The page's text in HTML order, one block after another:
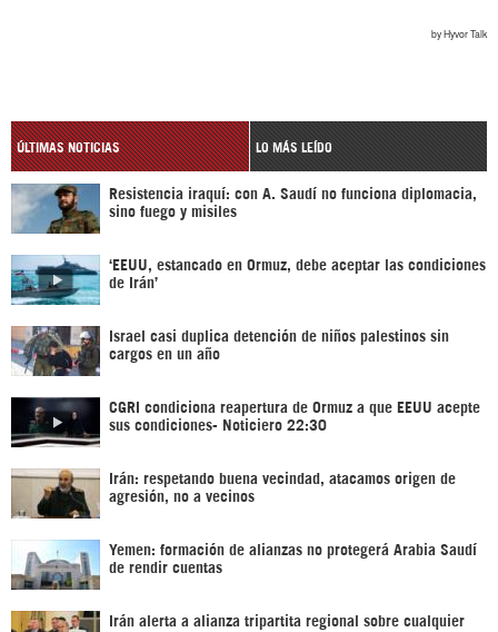
ÚLTIMAS NOTICIAS LO MÁS LEÍDO
Resistencia iraquí: con A. Saudí no funciona diplomacia,
sino fuego y misiles
‘EEUU, estancado en Ormuz, debe aceptar las condiciones
de Irán’
Israel casi duplica detención de niños palestinos sin
cargos en un año
CGRI condiciona reapertura de Ormuz a que EEUU acepte
sus condiciones- Noticiero 22:30
Irán: respetando buena vecindad, atacamos origen de
agresión, no a vecinos
Yemen: formación de alianzas no protegerá Arabia Saudí
de rendir cuentas
Irán alerta a alianza tripartita regional sobre cualquier